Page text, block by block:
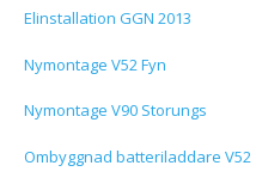
Elinstallation GGN 2013
Nymontage V52 Fyn
Nymontage V90 Storungs
Ombyggnad batteriladdare V52